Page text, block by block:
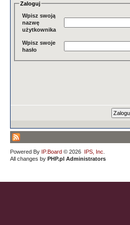
Zaloguj
Wpisz swoją
nazwę
użytkownika
Wpisz swoje
hasło
Powered By IP.Board © 2026 IPS, Inc
All changes by PHP.pl Administrators